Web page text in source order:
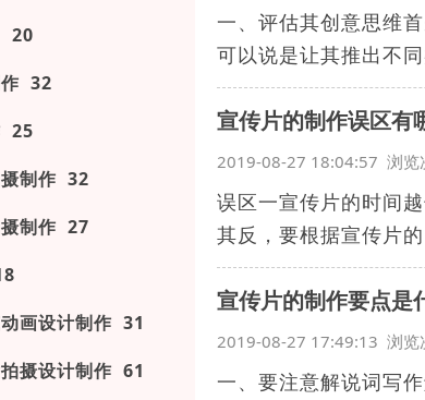
20
作 32
25
制作 32
制作 27
画设计制作 31
摄设计制作 61
一、评估其创意思维
可以说是让其推出不
宣传片的制作误区有
2019-08-27 18:04:57 浏览
误区一宣传片的时间
其反，要根据宣传片
宣传片的制作要点是
2019-08-27 17:49:13 浏览
一、要注意解说词写